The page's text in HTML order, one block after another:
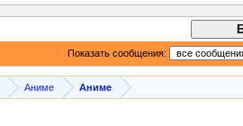
Показать сообщения:
Аниме Аниме